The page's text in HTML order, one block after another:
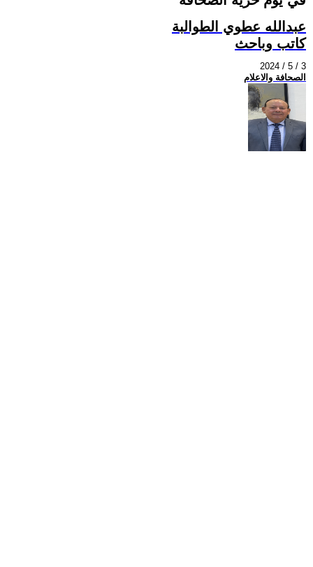
عبدالله عطوي الطوالبة
كاتب وباحث
2024 / 5 / 3
الصحافة والاعلام